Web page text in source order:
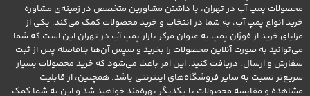
محصولات پمپ آب در تهران، با داشتن مشاورین متخصص در زمینه‌ی مشاوره
خرید انواع پمپ آب، به شما در انتخاب و خرید محصولات کمک می‌کند. یکی از
مزایای خرید از فوژان پمپ به عنوان مرکز بازار پمپ آب در تهران این است که شما
می‌توانید به صورت آنلاین محصولات را بخرید و سپس آن‌ها بلافاصله پس از ثبت
سفارش و ارسال، دریافت کنید. این امر باعث می‌شود که خرید محصولات بسیار
سریع‌تر نسبت به سایر فروشگاه‌های اینترنتی باشد. همچنین، از قابلیت
مشاهده و مقایسه محصولات با یکدیگر بهره‌مند خواهید شد و این به شما کمک